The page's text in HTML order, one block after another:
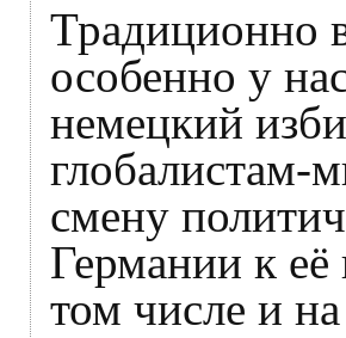
Традиционно
особенно у
немецкий
глобалистам-
смену
Германии к
том числе и